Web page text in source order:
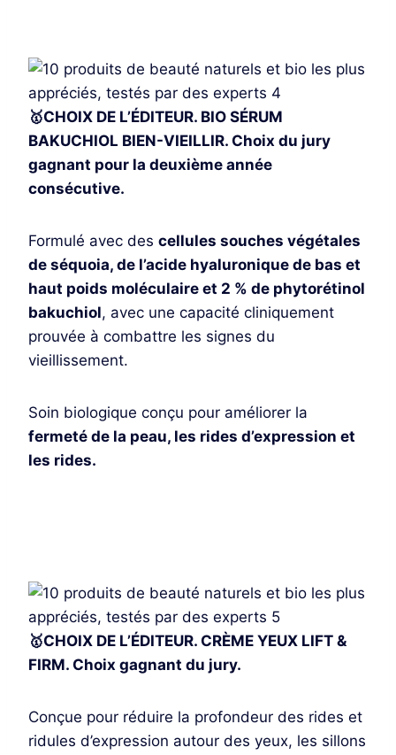
🥇CHOIX DE L’ÉDITEUR. BIO SÉRUM
BAKUCHIOL BIEN-VIEILLIR. Choix du jury
gagnant pour la deuxième année
consécutive.
Formulé avec des cellules souches végétales
de séquoia, de l’acide hyaluronique de bas et
haut poids moléculaire et 2 % de phytorétinol
bakuchiol, avec une capacité cliniquement
prouvée à combattre les signes du
vieillissement.
Soin biologique conçu pour améliorer la
fermeté de la peau, les rides d’expression et
les rides.
🥇CHOIX DE L’ÉDITEUR. CRÈME YEUX LIFT &
FIRM. Choix gagnant du jury.
Conçue pour réduire la profondeur des rides et
ridules d’expression autour des yeux, les sillons